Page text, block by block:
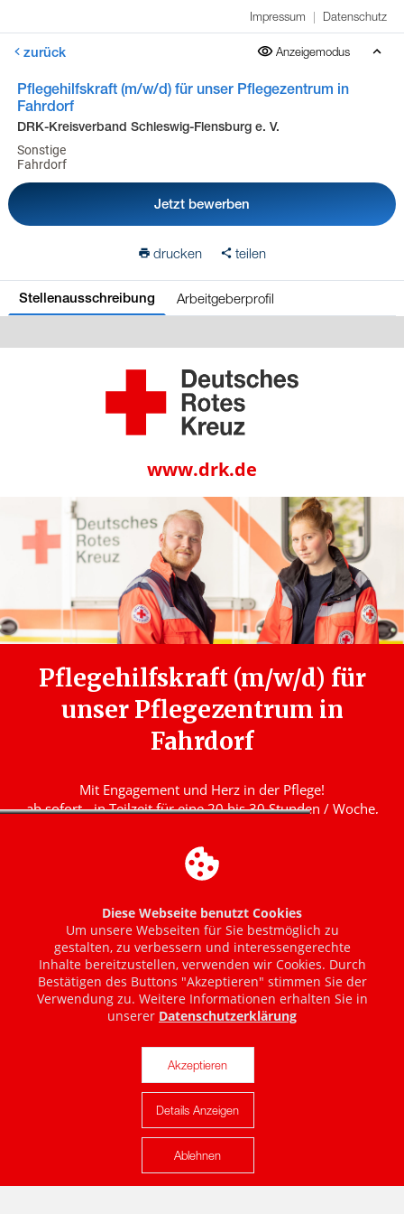
Impressum | Datenschutz
zurück Anzeigemodus
Pflegehilfskraft (m/w/d) für unser Pflegezentrum in
Fahrdorf
DRK-Kreisverband Schleswig-Flensburg e. V.
Sonstige
Fahrdorf
Jetzt bewerben
drucken teilen
Stellenausschreibung Arbeitgeberprofil
Karte anzeigen
Diese Webseite benutzt Cookies
Um unsere Webseiten für Sie bestmöglich zu
gestalten, zu verbessern und interessengerechte
Inhalte bereitzustellen, verwenden wir Cookies. Durch
Bestätigen des Buttons "Akzeptieren" stimmen Sie der
Verwendung zu. Weitere Informationen erhalten Sie in
unserer Datenschutzerklärung
Akzeptieren
Details Anzeigen
Ablehnen